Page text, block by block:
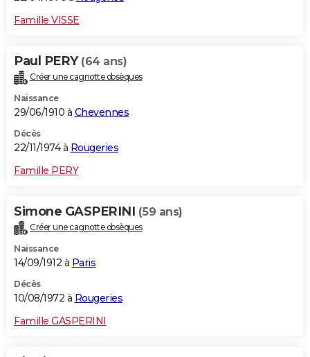
Famille VISSE
Paul PERY (64 ans)
Créer une cagnotte obsèques
Naissance
29/06/1910 à Chevennes
Décès
22/11/1974 à Rougeries
Famille PERY
Simone GASPERINI (59 ans)
Créer une cagnotte obsèques
Naissance
14/09/1912 à Paris
Décès
10/08/1972 à Rougeries
Famille GASPERINI